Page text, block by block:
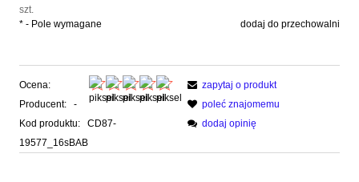
szt.
dodaj do przechowalni
* - Pole wymagane
Ocena:
Producent:
-
Kod produktu:
CD87-
19577_16sBAB
zapytaj o produkt
poleć znajomemu
dodaj opinię